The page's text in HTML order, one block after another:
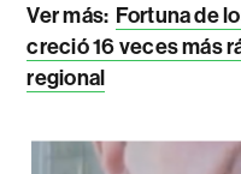
Ver más: Fortuna de
creció 16 veces más
regional